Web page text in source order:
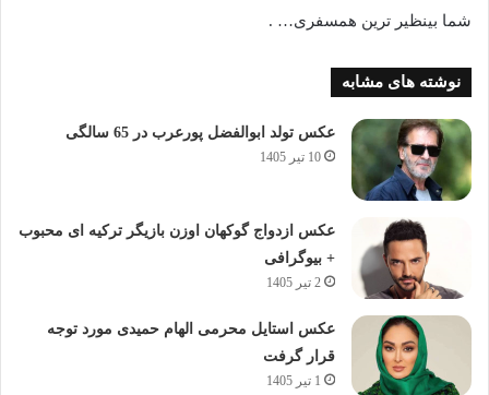
شما بینظیر ترین همسفری… .
نوشته های مشابه
عکس تولد ابوالفضل پورعرب در 65 سالگی
10 تیر 1405
عکس ازدواج گوکهان اوزن بازیگر ترکیه ای محبوب
+ بیوگرافی
2 تیر 1405
عکس استایل محرمی الهام حمیدی مورد توجه
قرار گرفت
1 تیر 1405